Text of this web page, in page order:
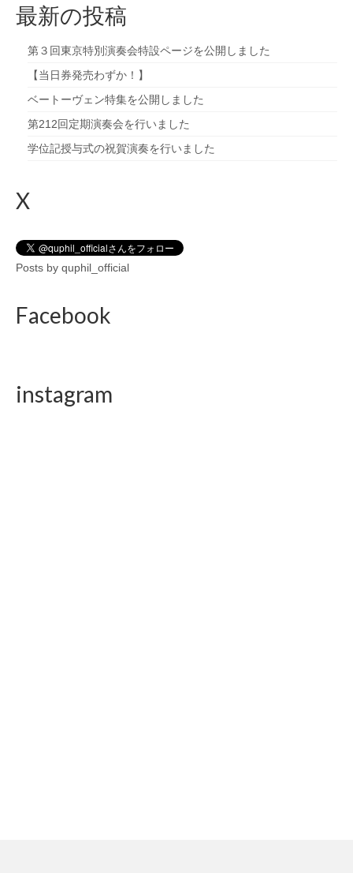
最新の投稿
第３回東京特別演奏会特設ページを公開しました
【当日券発売わずか！】
ベートーヴェン特集を公開しました
第212回定期演奏会を行いました
学位記授与式の祝賀演奏を行いました
X
Posts by quphil_official
Facebook
instagram